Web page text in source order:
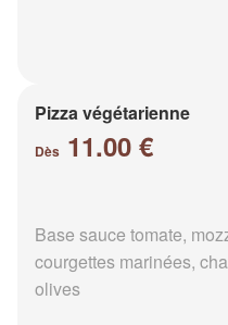
Pizza végétarienne
Dès 11.00 €
Base sauce tomate,
courgettes marinées,
olives